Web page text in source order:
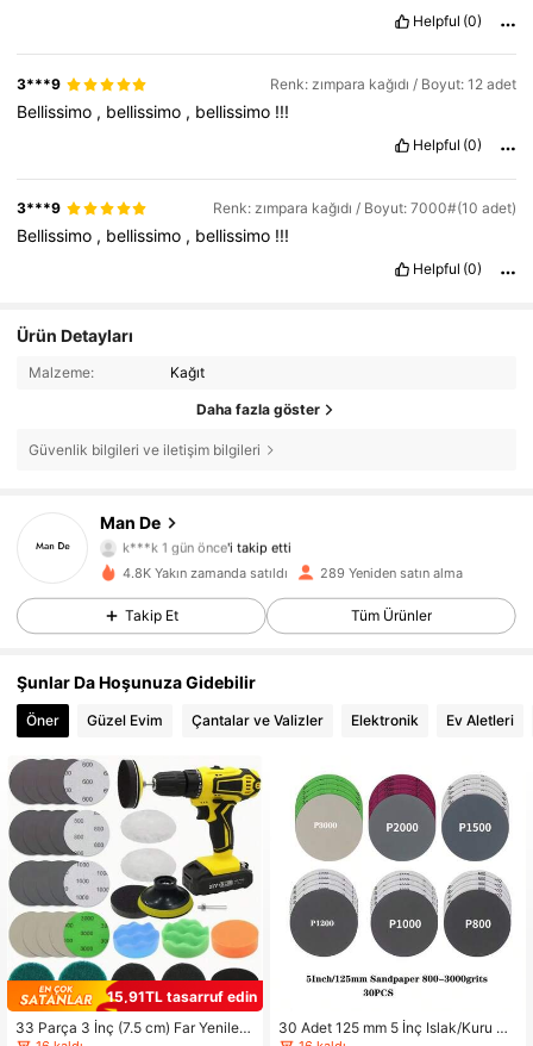
Helpful (0)
3***9 Renk: zımpara kağıdı / Boyut: 12 adet
Bellissimo , bellissimo , bellissimo !!!
Helpful (0)
3***9 Renk: zımpara kağıdı / Boyut: 7000#(10 adet)
Bellissimo , bellissimo , bellissimo !!!
Helpful (0)
Ürün Detayları
Malzeme: Kağıt
Daha fazla göster
Güvenlik bilgileri ve iletişim bilgileri
Man De
4,86
195 Takipçiler
k***k
1 gün önce
4,86
195 Takipçiler
4,86
4,86 195 Takipçiler
195 Takipçiler
4,86 195 Takipçiler
4,86 195 Takipçiler
4,86 195 Takipçiler
4.8K Yakın zamanda satıldı 289 Yeniden satın alma
Takip Et Tüm Ürünler
Şunlar Da Hoşunuza Gidebilir
Öner Güzel Evim Çantalar ve Valizler Elektronik Ev Aletleri
15,91TL tasarruf edin
33 Parça 3 İnç (7.5 cm) Far Yenilem
30 Adet 125 mm 5 İnç Islak/Kuru Zı